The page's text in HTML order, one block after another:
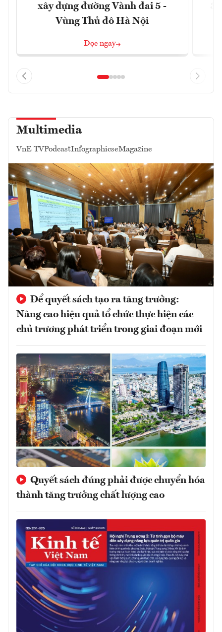
xây dựng đường Vành đai 5 -
Vùng Thủ đô Hà Nội
Đọc ngay
Multimedia
VnE TVPodcastInfographicseMagazine
Để quyết sách tạo ra tăng trưởng:
Nâng cao hiệu quả tổ chức thực hiện các
chủ trương phát triển trong giai đoạn mới
Quyết sách đúng phải được chuyển hóa
thành tăng trưởng chất lượng cao